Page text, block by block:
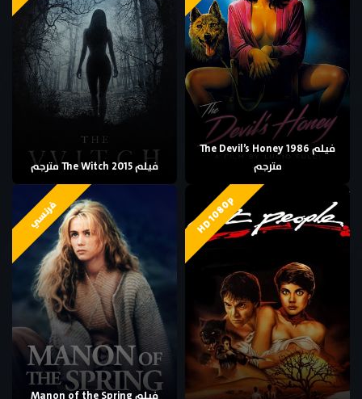
فيلم The Devil’s Honey 1986
مترجم
فيلم The Witch 2015 مترجم
HD 1080p فرنسي